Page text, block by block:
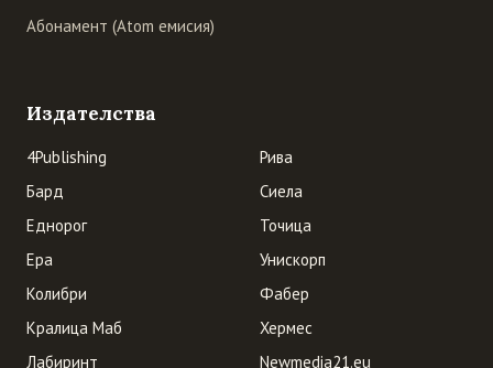
Абонамент (Atom емисия)
Издателства
4Publishing
Бард
Еднорог
Ера
Колибри
Кралица Маб
Лабиринт
Рива
Сиела
Точица
Унискорп
Фабер
Хермес
Newmedia21.eu